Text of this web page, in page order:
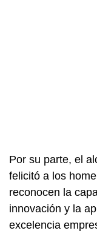
Por su parte, el
felicitó a los
reconocen la
innovación y la
excelencia